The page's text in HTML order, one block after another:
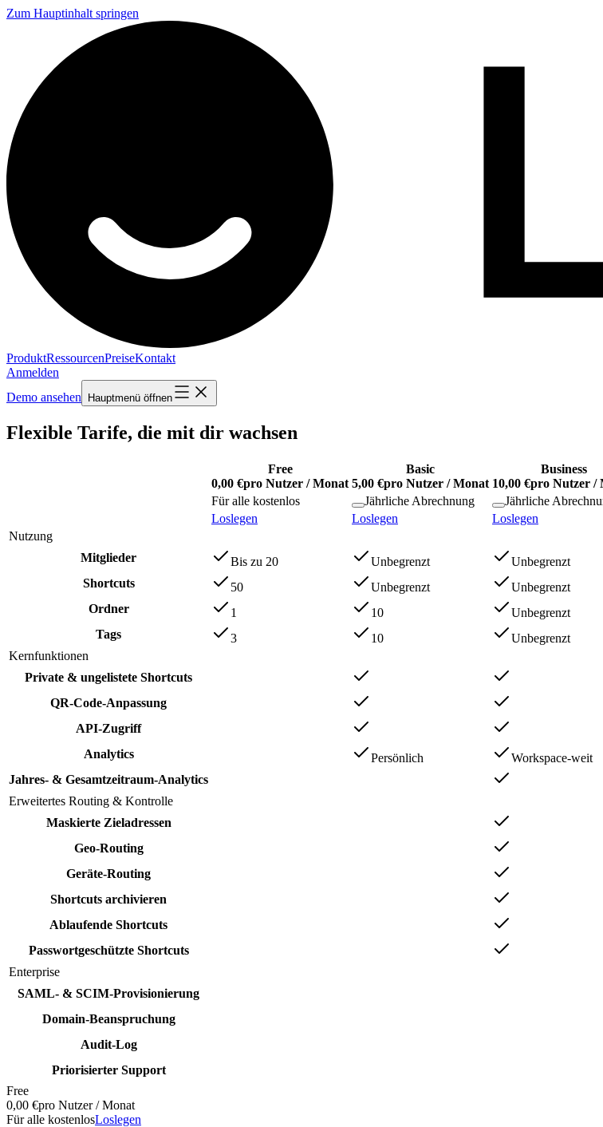
Zum Hauptinhalt springen
ProduktRessourcenPreiseKontakt
Anmelden
Demo ansehen
Hauptmenü öffnen
Flexible Tarife, die mit dir wachsen
Free
0,00 €pro Nutzer / Monat
Basic
5,00 €pro Nutzer / Monat
Business
10,00 €pro Nutzer /
Für alle kostenlos
Jährliche Abrechnung Jährliche
Loslegen
Loslegen Loslegen
Nutzung
Mitglieder
Bis zu 20 Unbegrenzt Unbegrenzt
Shortcuts
50 Unbegrenzt Unbegrenzt
Ordner
1 10 Unbegrenzt
Tags
3 10 Unbegrenzt
Kernfunktionen
Private & ungelistete Shortcuts
QR-Code-Anpassung
API-Zugriff
Analytics
Persönlich Workspace-weit
Jahres- & Gesamtzeitraum-Analytics
Erweitertes Routing & Kontrolle
Maskierte Zieladressen
Geo-Routing
Geräte-Routing
Shortcuts archivieren
Ablaufende Shortcuts
Passwortgeschützte Shortcuts
Enterprise
SAML- & SCIM-Provisionierung
Domain-Beanspruchung
Audit-Log
Priorisierter Support
Free
0,00 €pro Nutzer / Monat
Für alle kostenlosLoslegen